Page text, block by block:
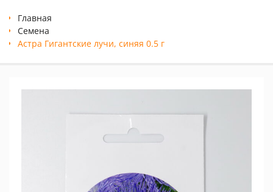
Главная
Семена
Астра Гигантские лучи, синяя 0.5 г